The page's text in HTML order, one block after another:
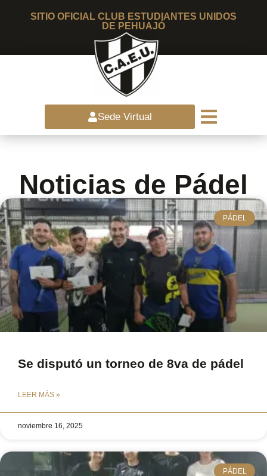
SITIO OFICIAL CLUB ESTUDIANTES UNIDOS
DE PEHUAJÓ
Sede Virtual
Noticias de Pádel
PÁDEL
Se disputó un torneo de 8va de pádel
LEER MÁS »
noviembre 16, 2025
PÁDEL